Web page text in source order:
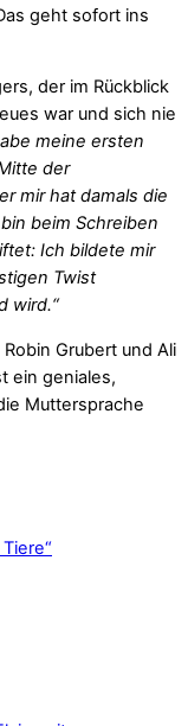
geht sofort ins
der im Rückblick
war und sich nie
meine ersten
der
mir hat damals die
beim Schreiben
Ich bildete mir
Twist
wird.“
Grubert und Ali
ein geniales,
Muttersprache